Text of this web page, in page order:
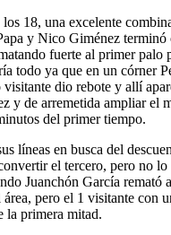
18, una excelente
y Nico Giménez terminó
fuerte al primer palo
todo ya que en un córner
visitante dio rebote y allí
y de arremetida ampliar el
del primer tiempo.
líneas en busca del
el tercero, pero no
Juanchón García remató
área, pero el 1 visitante con
la primera mitad.